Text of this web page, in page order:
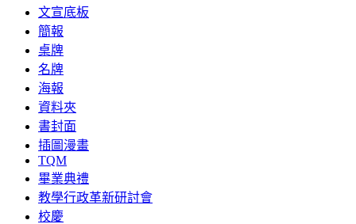
文宣底板
簡報
桌牌
名牌
海報
資料夾
書封面
插圖漫畫
TQM
畢業典禮
教學行政革新研討會
校慶